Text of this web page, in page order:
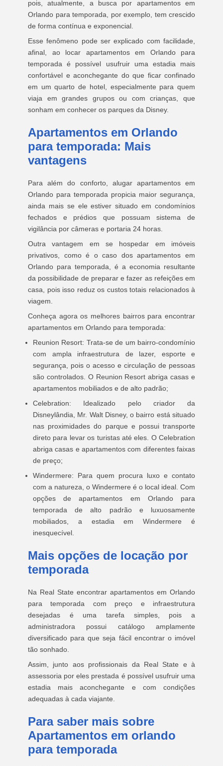
pois, atualmente, a busca por apartamentos em
Orlando para temporada, por exemplo, tem crescido
de forma contínua e exponencial.
Esse fenômeno pode ser explicado com facilidade,
afinal, ao locar apartamentos em Orlando para
temporada é possível usufruir uma estadia mais
confortável e aconchegante do que ficar confinado
em um quarto de hotel, especialmente para quem
viaja em grandes grupos ou com crianças, que
sonham em conhecer os parques da Disney.
Apartamentos em Orlando
para temporada: Mais
vantagens
Para além do conforto, alugar apartamentos em
Orlando para temporada propicia maior segurança,
ainda mais se ele estiver situado em condomínios
fechados e prédios que possuam sistema de
vigilância por câmeras e portaria 24 horas.
Outra vantagem em se hospedar em imóveis
privativos, como é o caso dos apartamentos em
Orlando para temporada, é a economia resultante
da possibilidade de preparar e fazer as refeições em
casa, pois isso reduz os custos totais relacionados à
viagem.
Conheça agora os melhores bairros para encontrar
apartamentos em Orlando para temporada:
Reunion Resort: Trata-se de um bairro-condomínio
com ampla infraestrutura de lazer, esporte e
segurança, pois o acesso e circulação de pessoas
são controlados. O Reunion Resort abriga casas e
apartamentos mobiliados e de alto padrão;
Celebration: Idealizado pelo criador da
Disneylândia, Mr. Walt Disney, o bairro está situado
nas proximidades do parque e possui transporte
direto para levar os turistas até eles. O Celebration
abriga casas e apartamentos com diferentes faixas
de preço;
Windermere: Para quem procura luxo e contato
com a natureza, o Windermere é o local ideal. Com
opções de apartamentos em Orlando para
temporada de alto padrão e luxuosamente
mobiliados, a estadia em Windermere é
inesquecível.
Mais opções de locação por
temporada
Na Real State encontrar apartamentos em Orlando
para temporada com preço e infraestrutura
desejadas é uma tarefa simples, pois a
administradora possui catálogo amplamente
diversificado para que seja fácil encontrar o imóvel
tão sonhado.
Assim, junto aos profissionais da Real State e à
assessoria por eles prestada é possível usufruir uma
estadia mais aconchegante e com condições
adequadas à cada viajante.
Para saber mais sobre
Apartamentos em orlando
para temporada